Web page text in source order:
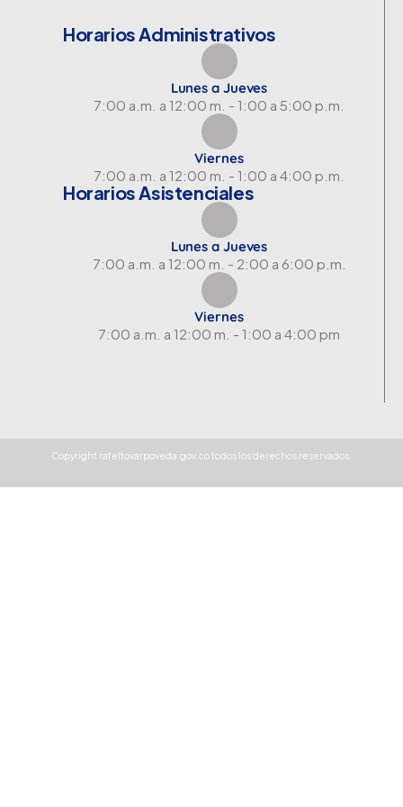
Horarios Administrativos
Lunes a Jueves
7:00 a.m. a 12:00 m. - 1:00 a 5:00 p.m.
Viernes
7:00 a.m. a 12:00 m. - 1:00 a 4:00 p.m.
Horarios Asistenciales
Lunes a Jueves
7:00 a.m. a 12:00 m. - 2:00 a 6:00 p.m.
Viernes
7:00 a.m. a 12:00 m. - 1:00 a 4:00 pm
Copyright rafeltovarpoveda.gov.co todos los derechos reservados.